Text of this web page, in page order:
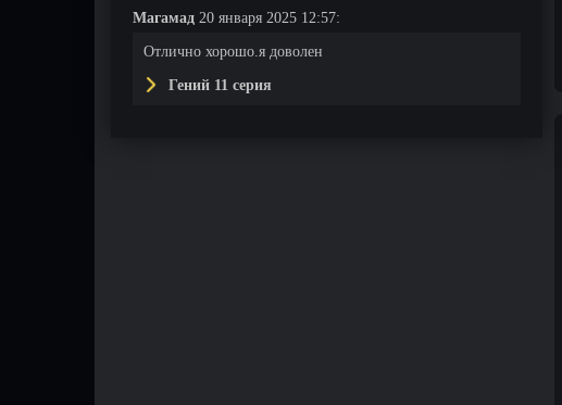
Магамад 20 января 2025 12:57:
Отлично хорошо.я доволен
Гений 11 серия